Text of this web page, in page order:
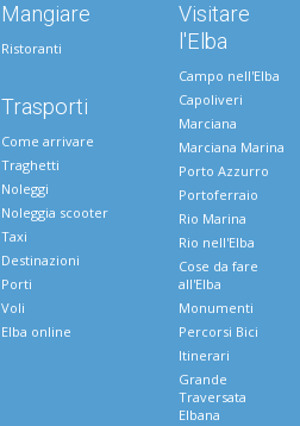
Mangiare
Ristoranti
Trasporti
Come arrivare
Traghetti
Noleggi
Noleggia scooter
Taxi
Destinazioni
Porti
Voli
Elba online
Visitare
l'Elba
Campo nell'Elba
Capoliveri
Marciana
Marciana Marina
Porto Azzurro
Portoferraio
Rio Marina
Rio nell'Elba
Cose da fare
all'Elba
Monumenti
Percorsi Bici
Itinerari
Grande
Traversata
Elbana